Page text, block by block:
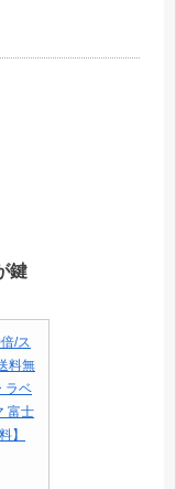
鍵
/ス
料無
ラベ
富士
】